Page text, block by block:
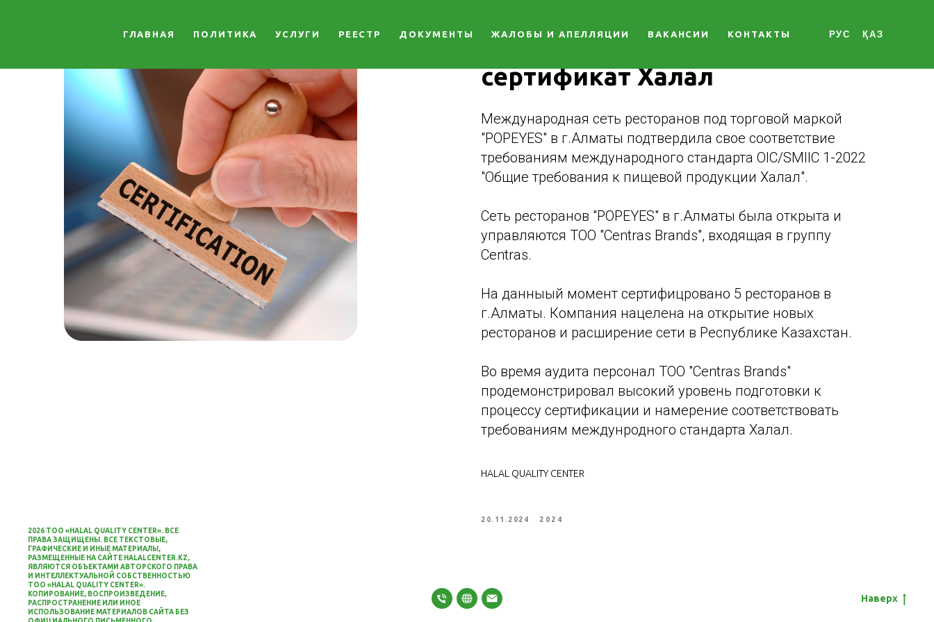
ГЛАВНАЯ ПОЛИТИКА УСЛУГИ РЕЕСТР ДОКУМЕНТЫ ЖАЛОБЫ И АПЕЛЛЯЦИИ ВАКАНСИИ КОНТАКТЫ РУС ҚАЗ
ресторанов получает
сертификат Халал
Международная сеть ресторанов под торговой маркой
"POPEYES" в г.Алматы подтвердила свое соответствие
требованиям международного стандарта OIC/SMIIC 1-2022
"Общие требования к пищевой продукции Халал".
Сеть ресторанов "POPEYES" в г.Алматы была открыта и
управляются ТОО "Centras Brands", входящая в группу
Centras.
На данныый момент сертифицровано 5 ресторанов в
г.Алматы. Компания нацелена на открытие новых
ресторанов и расширение сети в Республике Казахстан.
Во время аудита персонал ТОО "Centras Brands"
продемонстрировал высокий уровень подготовки к
процессу сертификации и намерение соответствовать
требованиям междунродного стандарта Халал.
HALAL QUALITY CENTER
20.11.2024
2024
2026 ТОО «HALAL QUALITY CENTER». ВСЕ
ПРАВА ЗАЩИЩЕНЫ. ВСЕ ТЕКСТОВЫЕ,
ГРАФИЧЕСКИЕ И ИНЫЕ МАТЕРИАЛЫ,
РАЗМЕЩЕННЫЕ НА САЙТЕ HALALCENTER.KZ,
ЯВЛЯЮТСЯ ОБЪЕКТАМИ АВТОРСКОГО ПРАВА
И ИНТЕЛЛЕКТУАЛЬНОЙ СОБСТВЕННОСТЬЮ
ТОО «HALAL QUALITY CENTER».
КОПИРОВАНИЕ, ВОСПРОИЗВЕДЕНИЕ,
РАСПРОСТРАНЕНИЕ ИЛИ ИНОЕ
ИСПОЛЬЗОВАНИЕ МАТЕРИАЛОВ САЙТА БЕЗ
Наверх